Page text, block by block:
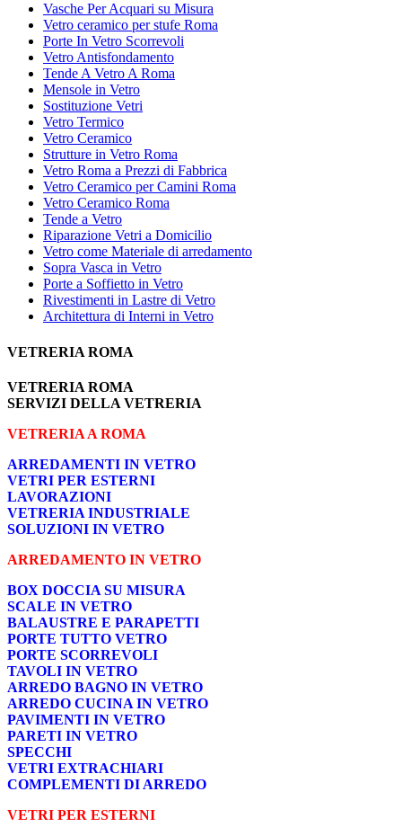
Vasche Per Acquari su Misura
Vetro ceramico per stufe Roma
Porte In Vetro Scorrevoli
Vetro Antisfondamento
Tende A Vetro A Roma
Mensole in Vetro
Sostituzione Vetri
Vetro Termico
Vetro Ceramico
Strutture in Vetro Roma
Vetro Roma a Prezzi di Fabbrica
Vetro Ceramico per Camini Roma
Vetro Ceramico Roma
Tende a Vetro
Riparazione Vetri a Domicilio
Vetro come Materiale di arredamento
Sopra Vasca in Vetro
Porte a Soffietto in Vetro
Rivestimenti in Lastre di Vetro
Architettura di Interni in Vetro
VETRERIA ROMA
VETRERIA ROMA
SERVIZI DELLA VETRERIA
VETRERIA A ROMA
ARREDAMENTI IN VETRO
VETRI PER ESTERNI
LAVORAZIONI
VETRERIA INDUSTRIALE
SOLUZIONI IN VETRO
ARREDAMENTO IN VETRO
BOX DOCCIA SU MISURA
SCALE IN VETRO
BALAUSTRE E PARAPETTI
PORTE TUTTO VETRO
PORTE SCORREVOLI
TAVOLI IN VETRO
ARREDO BAGNO IN VETRO
ARREDO CUCINA IN VETRO
PAVIMENTI IN VETRO
PARETI IN VETRO
SPECCHI
VETRI EXTRACHIARI
COMPLEMENTI DI ARREDO
VETRI PER ESTERNI